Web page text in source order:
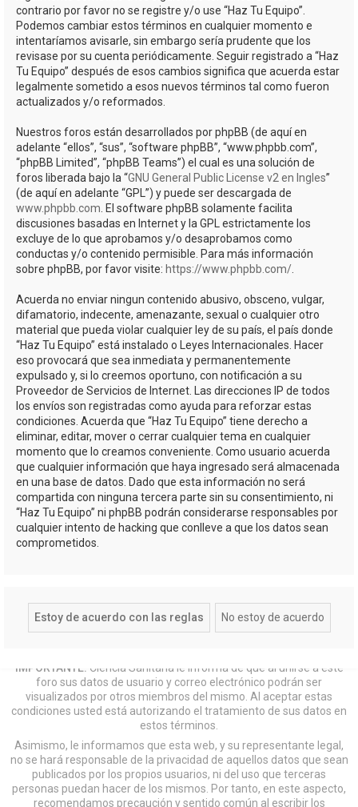
contrario por favor no se registre y/o use “Haz Tu Equipo”.
Podemos cambiar estos términos en cualquier momento e
intentaríamos avisarle, sin embargo sería prudente que los
revisase por su cuenta periódicamente. Seguir registrado a “Haz
Tu Equipo” después de esos cambios significa que acuerda estar
legalmente sometido a esos nuevos términos tal como fueron
actualizados y/o reformados.
Nuestros foros están desarrollados por phpBB (de aquí en
adelante “ellos”, “sus”, “software phpBB”, “www.phpbb.com”,
“phpBB Limited”, “phpBB Teams”) el cual es una solución de
foros liberada bajo la “GNU General Public License v2 en Ingles”
(de aquí en adelante “GPL”) y puede ser descargada de
www.phpbb.com . El software phpBB solamente facilita
discusiones basadas en Internet y la GPL estrictamente los
excluye de lo que aprobamos y/o desaprobamos como
conductas y/o contenido permisible. Para más información
sobre phpBB, por favor visite: https://www.phpbb.com/
Acuerda no enviar ningun contenido abusivo, obsceno, vulgar,
difamatorio, indecente, amenazante, sexual o cualquier otro
material que pueda violar cualquier ley de su país, el país donde
“Haz Tu Equipo” está instalado o Leyes Internacionales. Hacer
eso provocará que sea inmediata y permanentemente
expulsado y, si lo creemos oportuno, con notificación a su
Proveedor de Servicios de Internet. Las direcciones IP de todos
los envíos son registradas como ayuda para reforzar estas
condiciones. Acuerda que “Haz Tu Equipo” tiene derecho a
eliminar, editar, mover o cerrar cualquier tema en cualquier
momento que lo creamos conveniente. Como usuario acuerda
que cualquier información que haya ingresado será almacenada
en una base de datos. Dado que esta información no será
compartida con ninguna tercera parte sin su consentimiento, ni
“Haz Tu Equipo” ni phpBB podrán considerarse responsables por
cualquier intento de hacking que conlleve a que los datos sean
comprometidos.
IMPORTANTE: Ciencia Sanitaria le informa de que al unirse a este
foro sus datos de usuario y correo electrónico podrán ser
visualizados por otros miembros del mismo. Al aceptar estas
condiciones usted está autorizando el tratamiento de sus datos en
estos términos.
Asimismo, le informamos que esta web, y su representante legal,
no se hará responsable de la privacidad de aquellos datos que sean
publicados por los propios usuarios, ni del uso que terceras
personas puedan hacer de los mismos. Por tanto, en este aspecto,
recomendamos precaución y sentido común al escribir los